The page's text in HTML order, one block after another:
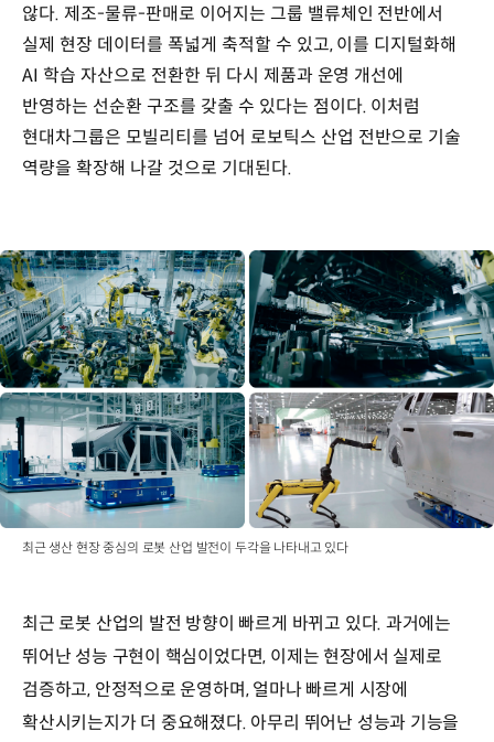
않다. 제조-물류-판매로 이어지는 그룹 밸류체인 전반에서
실제 현장 데이터를 폭넓게 축적할 수 있고, 이를 디지털화해
AI 학습 자산으로 전환한 뒤 다시 제품과 운영 개선에
반영하는 선순환 구조를 갖출 수 있다는 점이다. 이처럼
현대차그룹은 모빌리티를 넘어 로보틱스 산업 전반으로 기술
역량을 확장해 나갈 것으로 기대된다.
최근 생산 현장 중심의 로봇 산업 발전이 두각을 나타내고 있다
최근 로봇 산업의 발전 방향이 빠르게 바뀌고 있다. 과거에는
뛰어난 성능 구현이 핵심이었다면, 이제는 현장에서 실제로
검증하고, 안정적으로 운영하며, 얼마나 빠르게 시장에
확산시키는지가 더 중요해졌다. 아무리 뛰어난 성능과 기능을